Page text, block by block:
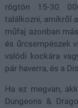
rögtön 15-30
találkozni, amikről
műfaj azonban
és űrcsempészek
valódi kockára
pár haverra, és a
Ha ez megvan,
Dungeons &